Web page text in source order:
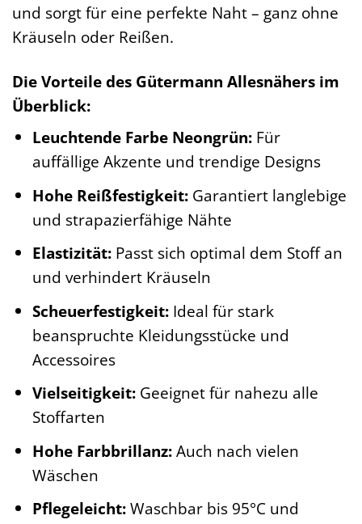
und sorgt für eine perfekte Naht – ganz ohne
Kräuseln oder Reißen.
Die Vorteile des Gütermann Allesnähers im
Überblick:
Leuchtende Farbe Neongrün:Für
auffällige Akzente und trendige Designs
Hohe Reißfestigkeit:Garantiert langlebige
und strapazierfähige Nähte
Elastizität:Passt sich optimal dem Stoff an
und verhindert Kräuseln
Scheuerfestigkeit:Ideal für stark
beanspruchte Kleidungsstücke und
Accessoires
Vielseitigkeit:Geeignet für nahezu alle
Stoffarten
Hohe Farbbrillanz:Auch nach vielen
Wäschen
Pflegeleicht:Waschbar bis 95°C und